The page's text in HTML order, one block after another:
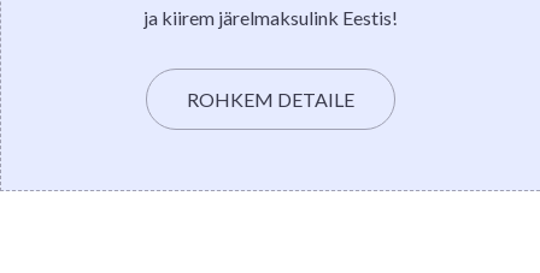
ja kiirem järelmaksulink Eestis!
ROHKEM DETAILE